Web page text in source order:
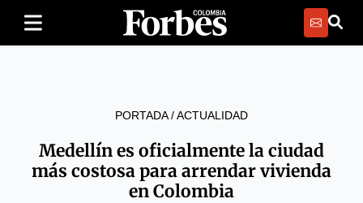
PORTADA/ACTUALIDAD
Medellín es oficialmente la ciudad
más costosa para arrendar vivienda
en Colombia